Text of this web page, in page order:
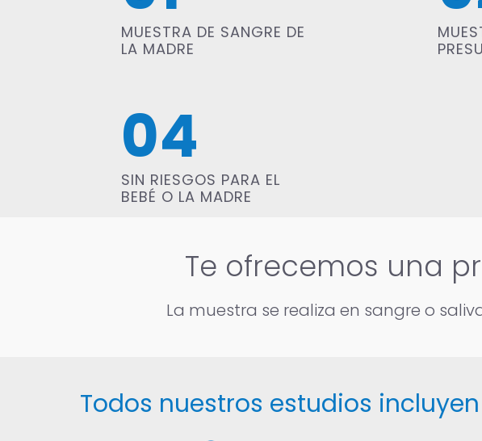
MUESTRA DE SANGRE DE
LA MADRE
04
SIN RIESGOS PARA EL
BEBÉ O LA MADRE
Te ofrecemos una
La muestra se realiza en sangre o
Todos nuestros estudios incluyen